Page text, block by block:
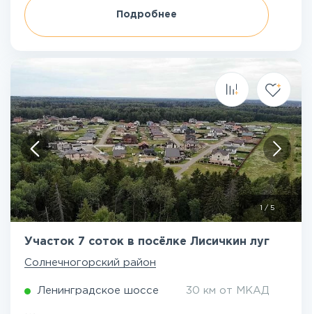
Подробнее
/ 5
Участок 7 соток в посёлке Лисичкин луг
Солнечногорский район
Ленинградское шоссе 30 км от МКАД